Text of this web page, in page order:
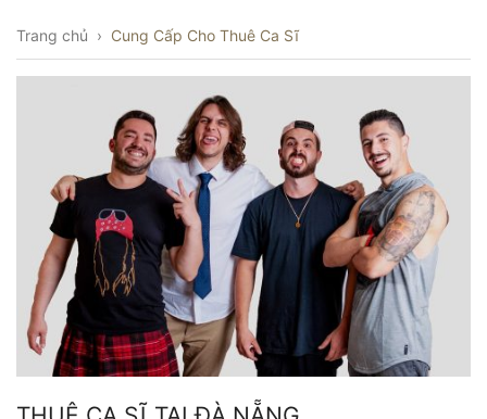
Trang chủ › Cung Cấp Cho Thuê Ca Sĩ